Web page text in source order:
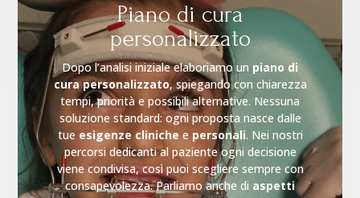
Piano di cura
personalizzato
Dopo l’analisi iniziale elaboriamo un piano di
cura personalizzato, spiegando con chiarezza
tempi, priorità e possibili alternative. Nessuna
soluzione standard: ogni proposta nasce dalle
tue esigenze cliniche e personali. Nei nostri
percorsi dedicanti al paziente ogni decisione
viene condivisa, così puoi scegliere sempre con
consapevolezza. Parliamo anche di aspetti